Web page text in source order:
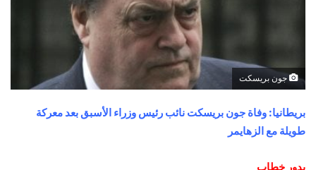
جون بريسكت
بريطانيا: وفاة جون بريسكت نائب رئيس وزراء الأسبق بعد معركة
طويلة مع الزهايمر
بدور خطاب